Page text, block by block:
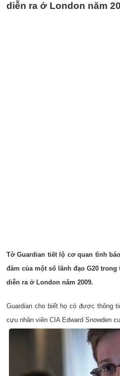
diễn ra ở London năm
Tờ Guardian tiết lộ cơ quan tình
đàm của một số lãnh đạo G20
diễn ra ở London năm 2009.
Guardian cho biết họ có được thông
cựu nhân viên CIA Edward Snowden